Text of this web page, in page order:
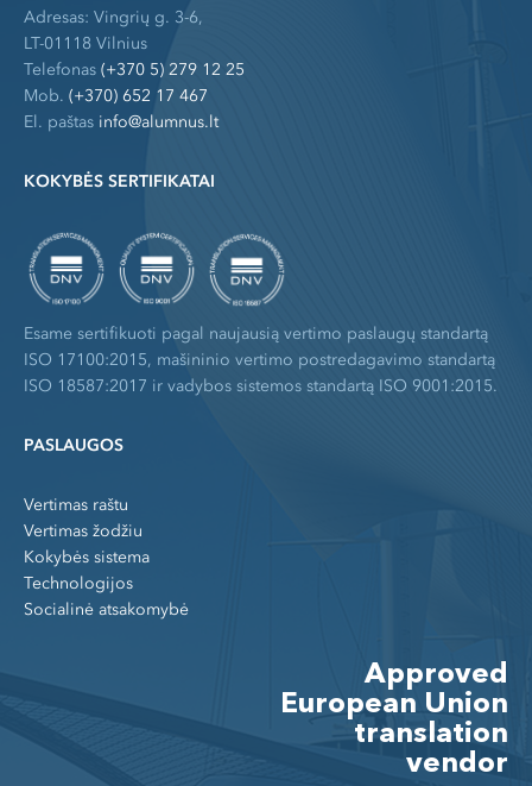
Adresas: Vingrių g. 3-6,
LT-01118 Vilnius
Telefonas (+370 5) 279 12 25
Mob. (+370) 652 17 467
El. paštas info@alumnus.lt
KOKYBĖS SERTIFIKATAI
Esame sertifikuoti pagal naujausią vertimo paslaugų standartą
ISO 17100:2015, mašininio vertimo postredagavimo standartą
ISO 18587:2017 ir vadybos sistemos standartą ISO 9001:2015.
PASLAUGOS
Vertimas raštu
Vertimas žodžiu
Kokybės sistema
Technologijos
Socialinė atsakomybė
Approved
European Union
translation
vendor